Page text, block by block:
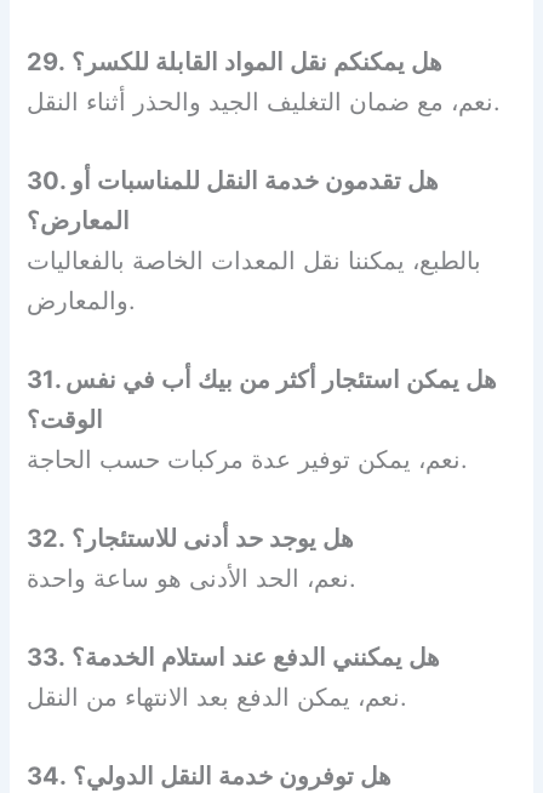
29. هل يمكنكم نقل المواد القابلة للكسر؟
نعم، مع ضمان التغليف الجيد والحذر أثناء النقل.
30. هل تقدمون خدمة النقل للمناسبات أو
المعارض؟
بالطبع، يمكننا نقل المعدات الخاصة بالفعاليات
والمعارض.
31. هل يمكن استئجار أكثر من بيك أب في نفس
الوقت؟
نعم، يمكن توفير عدة مركبات حسب الحاجة.
32. هل يوجد حد أدنى للاستئجار؟
نعم، الحد الأدنى هو ساعة واحدة.
33. هل يمكنني الدفع عند استلام الخدمة؟
نعم، يمكن الدفع بعد الانتهاء من النقل.
34. هل توفرون خدمة النقل الدولي؟